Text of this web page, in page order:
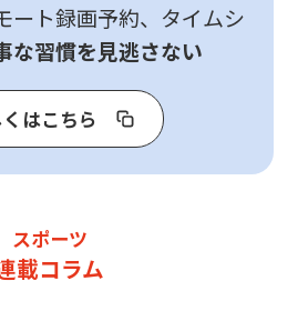
ート録画予約、タイムシ
な習慣を見逃さない
はこちら
スポーツ
載コラム